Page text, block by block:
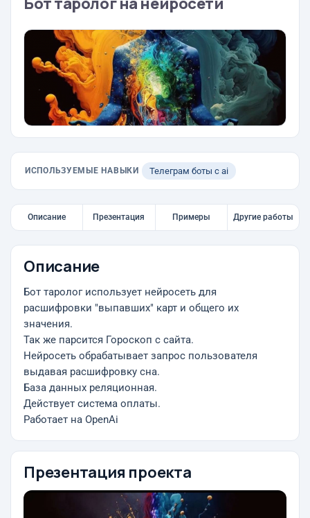
ИСПОЛЬЗУЕМЫЕ НАВЫКИ Телеграм боты с ai
Описание Презентация Примеры Другие работы
Описание
Бот таролог использует нейросеть для
расшифровки "выпавших" карт и общего их
значения.
Так же парсится Гороскоп с сайта.
Нейросеть обрабатывает запрос пользователя
выдавая расшифровку сна.
База данных реляционная.
Действует система оплаты.
Работает на OpenAi
Презентация проекта